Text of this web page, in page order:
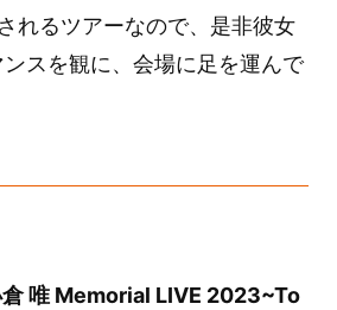
れるツアーなので、是非彼女
スを観に、会場に足を運んで
唯 Memorial LIVE 2023~To